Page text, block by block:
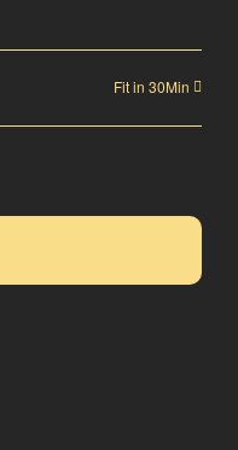
Fit in 30Min